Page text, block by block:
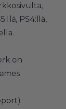
PS4:llä,
on